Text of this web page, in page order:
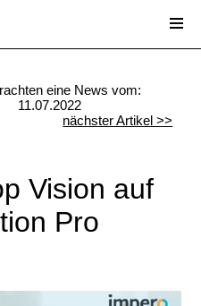
eine News vom:
11.07.2022
nächster Artikel >>
Vision auf
Pro